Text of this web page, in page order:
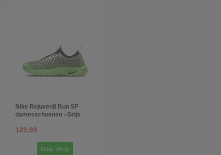
Nike Rejuven8 Run SP
damesschoenen - Grijs
129,99
Naar shop